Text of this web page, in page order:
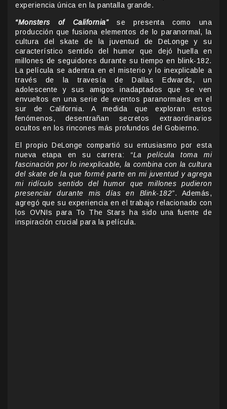
experiencia única en la pantalla grande.
“Monsters of California”se presenta como una
producción que fusiona elementos de lo paranormal, la
cultura del skate de la juventud de DeLonge y su
característico sentido del humor que dejó huella en
millones de seguidores durante su tiempo en blink-182.
La película se adentra en el misterio y lo inexplicable a
través de la travesía de Dallas Edwards, un
adolescente y sus amigos inadaptados que se ven
envueltos en una serie de eventos paranormales en el
sur de California. A medida que exploran estos
fenómenos, desentrañan secretos extraordinarios
ocultos en los rincones más profundos del Gobierno.
El propio DeLonge compartió su entusiasmo por esta
nueva etapa en su carrera: “La película toma mi
fascinación por lo inexplicable, la combina con la cultura
del skate de la que formé parte en mi juventud y agrega
mi ridículo sentido del humor que millones pudieron
presenciar durante mis días en Blink-182”. Además,
agregó que su experiencia en el trabajo relacionado con
los OVNIs para To The Stars ha sido una fuente de
inspiración crucial para la película.